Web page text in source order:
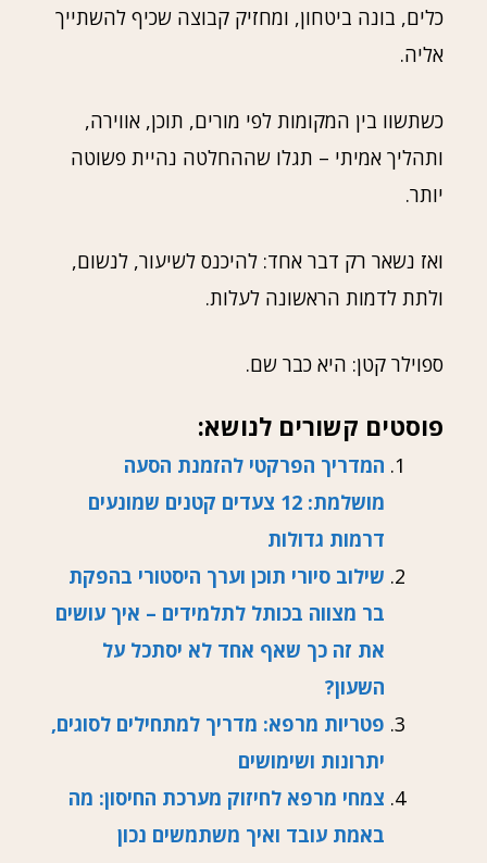
כלים, בונה ביטחון, ומחזיק קבוצה שכיף להשתייך
אליה.
כשתשוו בין המקומות לפי מורים, תוכן, אווירה,
ותהליך אמיתי – תגלו שההחלטה נהיית פשוטה
יותר.
ואז נשאר רק דבר אחד: להיכנס לשיעור, לנשום,
ולתת לדמות הראשונה לעלות.
ספוילר קטן: היא כבר שם.
פוסטים קשורים לנושא:
המדריך הפרקטי להזמנת הסעה
מושלמת: 12 צעדים קטנים שמונעים
דרמות גדולות
שילוב סיורי תוכן וערך היסטורי בהפקת
בר מצווה בכותל לתלמידים – איך עושים
את זה כך שאף אחד לא יסתכל על
השעון?
פטריות מרפא: מדריך למתחילים לסוגים,
יתרונות ושימושים
צמחי מרפא לחיזוק מערכת החיסון: מה
באמת עובד ואיך משתמשים נכון